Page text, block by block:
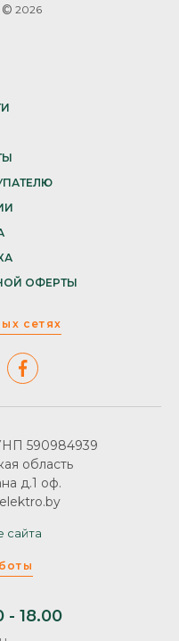
© 2026
ОФЕРТЫ
сетях
- 18.00
590984939
область
д.1 оф.
сайта